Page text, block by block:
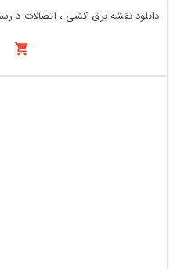
دانلود نقشه برق کشی ، اتصالات د رسم